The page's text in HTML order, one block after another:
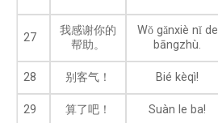
27
我感谢你的
帮助。
Wǒ gǎnxiè nǐ de
bāngzhù.
28 别客气！ Bié kèqì!
29 算了吧！ Suàn le ba!